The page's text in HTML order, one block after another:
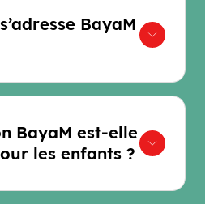
BayaM
BayaM est-elle
les enfants ?